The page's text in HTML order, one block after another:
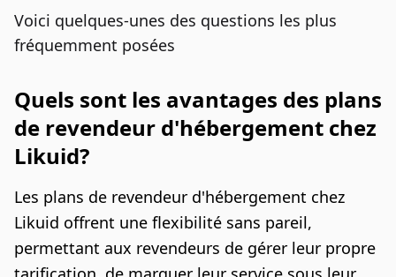
Voici quelques-unes des questions les plus
fréquemment posées
Quels sont les avantages des plans
de revendeur d'hébergement chez
Likuid?
Les plans de revendeur d'hébergement chez
Likuid offrent une flexibilité sans pareil,
permettant aux revendeurs de gérer leur propre